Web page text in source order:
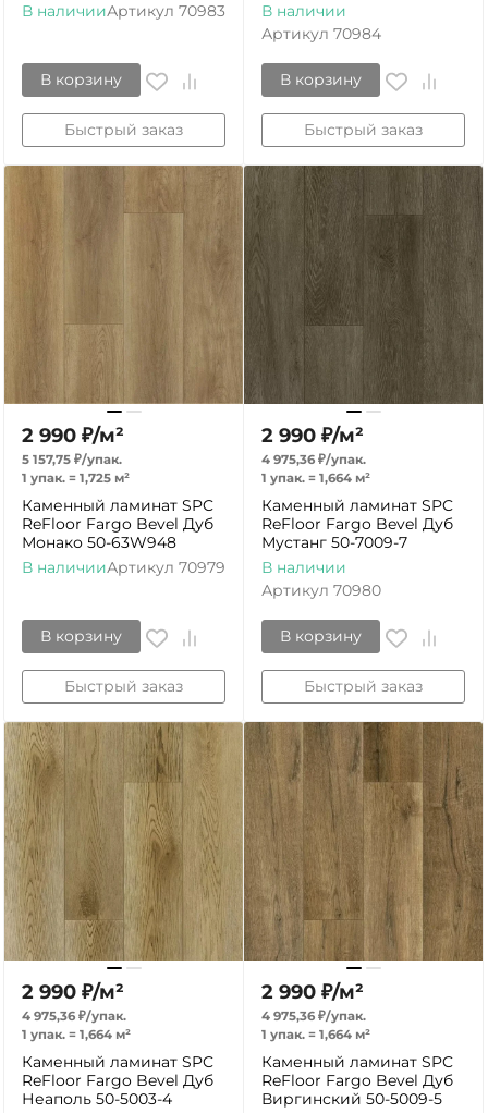
В наличииАртикул 70983
В корзину
Быстрый заказ
В наличии
Артикул 70984
В корзину
Быстрый заказ
2 990 ₽/м²
5 157,75 ₽/упак.
1 упак. = 1,725 м²
Каменный ламинат SPC
ReFloor Fargo Bevel Дуб
Монако 50-63W948
В наличииАртикул 70979
В корзину
Быстрый заказ
2 990 ₽/м²
4 975,36 ₽/упак.
1 упак. = 1,664 м²
Каменный ламинат SPC
ReFloor Fargo Bevel Дуб
Мустанг 50-7009-7
В наличии
Артикул 70980
В корзину
Быстрый заказ
2 990 ₽/м²
4 975,36 ₽/упак.
1 упак. = 1,664 м²
Каменный ламинат SPC
ReFloor Fargo Bevel Дуб
Неаполь 50-5003-4
2 990 ₽/м²
4 975,36 ₽/упак.
1 упак. = 1,664 м²
Каменный ламинат SPC
ReFloor Fargo Bevel Дуб
Виргинский 50-5009-5